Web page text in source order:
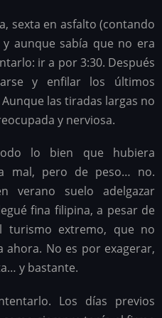
sexta en asfalto (contando
aunque sabía que no era
ir a por 3:30. Después
y enfilar los últimos
las tiradas largas no
y nerviosa.
lo bien que hubiera
mal, pero de peso… no.
verano suelo adelgazar
fina filipina, a pesar de
turismo extremo, que no
ahora. No es por exagerar,
y bastante.
Los días previos